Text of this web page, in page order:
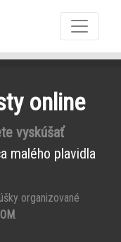
online
vyskúšať
malého plavidla
organizované
.